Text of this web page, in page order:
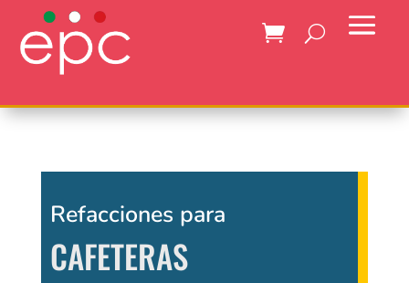
Refacciones para
CAFETERAS